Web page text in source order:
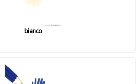
bianco